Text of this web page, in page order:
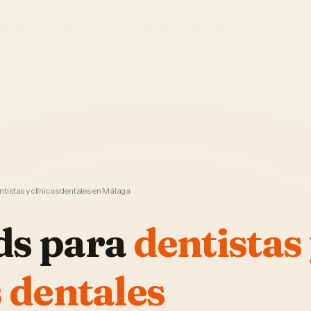
y clínicas dentales en Málaga
paradentistas